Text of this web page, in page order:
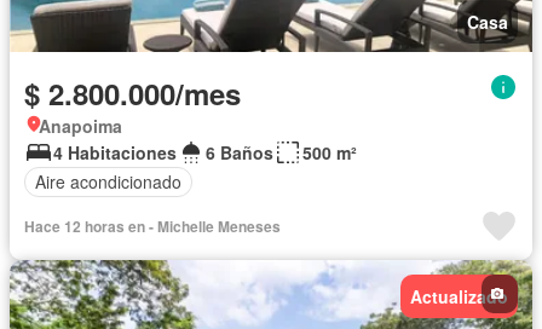
Casa
$ 2.800.000/mes
Anapoima
4 Habitaciones
6 Baños
500 m²
Aire acondicionado
Hace 12 horas en - Michelle Meneses
Actualizado